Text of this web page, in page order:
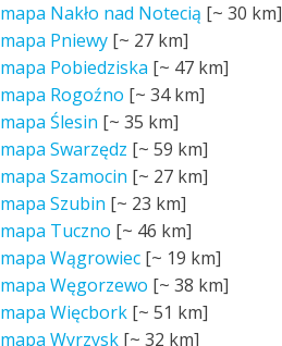
mapa Nakło nad Notecią [~ 30 km]
mapa Pniewy[~ 27 km]
mapa Pobiedziska [~ 47 km]
mapa Rogoźno [~ 34 km]
mapa Ślesin [~ 35 km]
mapa Swarzędz [~ 59 km]
mapa Szamocin [~ 27 km]
mapa Szubin [~ 23 km]
mapa Tuczno [~ 46 km]
mapa Wągrowiec[~ 19 km]
mapa Węgorzewo [~ 38 km]
mapa Więcbork[~ 51 km]
mapa Wyrzysk[~ 32 km]